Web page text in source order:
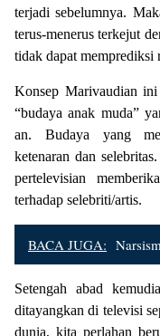
terjadi sebelumnya.
terus-menerus terkejut
tidak dapat memprediksi
Konsep Marivaudian
“budaya anak muda”
an. Budaya yang
ketenaran dan
pertelevisian
terhadap selebriti/artis.
BACA JUGA:
Setengah abad
ditayangkan di televisi
dunia, kita perlahan